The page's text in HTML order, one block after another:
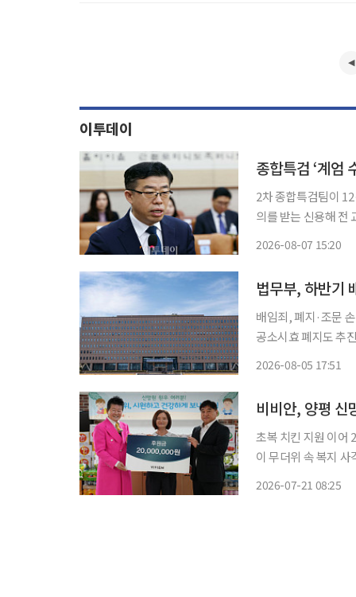
이투데이
종합특검 ‘계엄
2차 종합특검팀이
의를 받는 신용해 전 교정본
2026-08-07 15:20
법무부, 하반기
배임죄, 폐지·조문
공소시효 폐지도 추진 법무부가 하반기 배임죄 정비와 집단소송제 확대를 추진한다.
2026-08-05 17:51
초복 치킨 지원 이어 20일
이 무더위 속 복지 사각지대
2026-07-21 08:25